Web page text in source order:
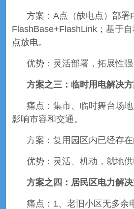
方案：A点（缺电点）部
FlashBase+FlashLink；基于
点放电。
优势：灵活部署，拓展性
方案之三：临时用电解决
痛点：集市、临时舞台场
影响市容和交通。
方案：复用园区内已经存
优势：灵活、机动，就地供
方案之四：居民区电力解
痛点：1、老旧小区无多余